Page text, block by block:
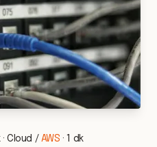
·Cloud / AWS · 1 dk